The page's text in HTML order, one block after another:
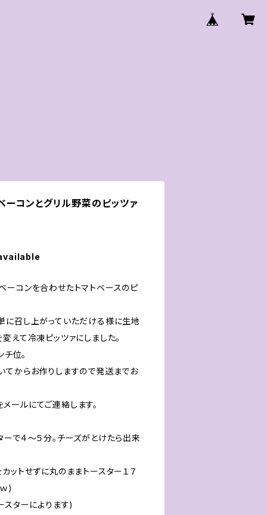
コンとグリル野菜のピッツァ
ーコンを合わせたトマトベースのピ
に召し上がっていただける様に生地
えて冷凍ピッツァにしました。
位。
てからお作りしますので発送までお
ールにてご連絡します。
で４～５分。チーズがとけたら出来
ットせずに丸のままトースター１７
ｗ)
ターによります)